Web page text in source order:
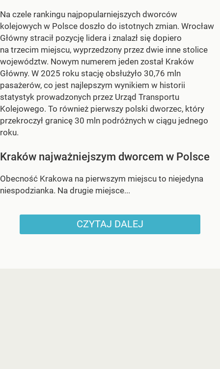
Na czele rankingu najpopularniejszych dworców
kolejowych w Polsce doszło do istotnych zmian. Wrocław
Główny stracił pozycję lidera i znalazł się dopiero
na trzecim miejscu, wyprzedzony przez dwie inne stolice
województw. Nowym numerem jeden został Kraków
Główny. W 2025 roku stację obsłużyło 30,76 mln
pasażerów, co jest najlepszym wynikiem w historii
statystyk prowadzonych przez Urząd Transportu
Kolejowego. To również pierwszy polski dworzec, który
przekroczył granicę 30 mln podróżnych w ciągu jednego
roku.
Kraków najważniejszym dworcem w Polsce
Obecność Krakowa na pierwszym miejscu to niejedyna
niespodzianka. Na drugie miejsce...
CZYTAJ DALEJ